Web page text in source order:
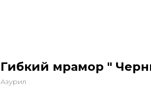
Гибкий мрамор "
Азурил